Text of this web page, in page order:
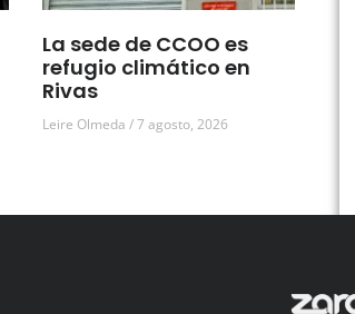
La sede de CCOO es
refugio climático en
Rivas
Leire Olmeda 7 agosto, 2026